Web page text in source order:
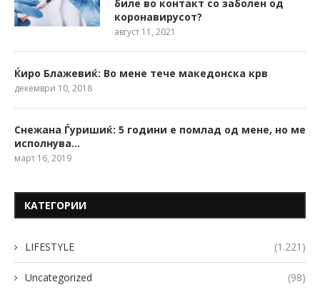
биле во контакт со заболен од
коронавирусот?
август 11, 2021
Ќиро Блажевиќ: Во мене тече македонска крв
декември 10, 2018
Снежана Ѓуришиќ: 5 години е помлад од мене, но ме
исполнува…
март 16, 2019
КАТЕГОРИИ
LIFESTYLE (1.221)
Uncategorized (98)